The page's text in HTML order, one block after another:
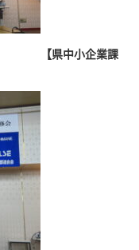
【県中小企業課